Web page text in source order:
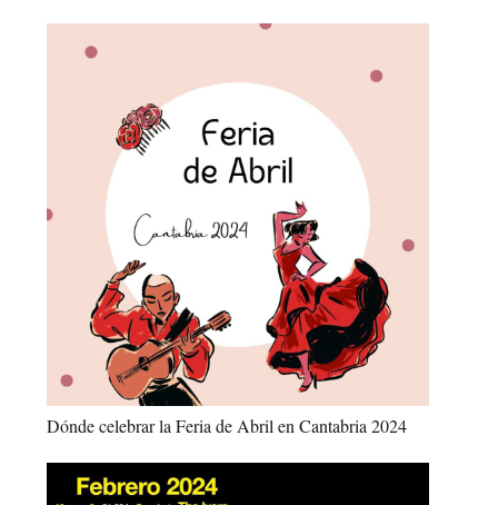
Dónde celebrar la Feria de Abril en Cantabria 2024